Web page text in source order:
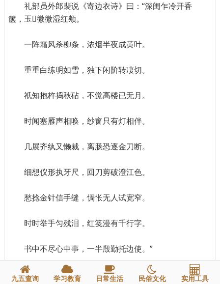
礼部员外郎裴说《寄边衣诗》曰：“深闺乍冷开香
箧，玉微微湿红颊。
一阵霜风杀柳条，浓烟半夜成黄叶。
重重白练明如雪，独下闲阶转凄切。
祇知抱杵捣秋砧，不觉高楼已无月。
时闻塞雁声相唤，纱窗只有灯相伴。
几展齐纨又懒裁，离肠恐逐金刀断。
细想仪形执牙尺，回刀剪破澄江色。
愁捻金针信手缝，惆怅无人试宽窄。
时时举手匀残泪，红笺漫有千行字。
书中不尽心中事，一半殷勤托边使。”
裴说诗句甚丽。
九五查询 学习教育 日常生活 民俗文化 实用工具